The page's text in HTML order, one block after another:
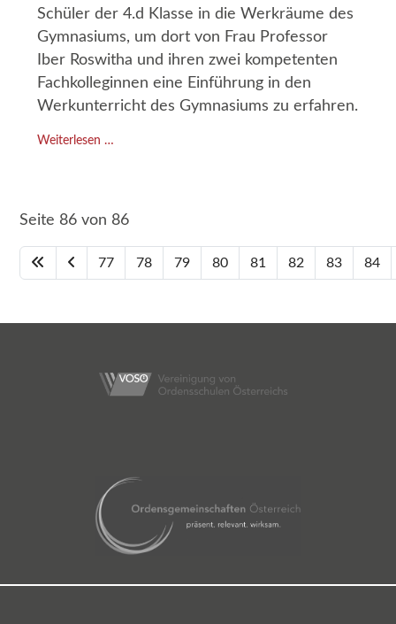
Schüler der 4.d Klasse in die Werkräume des
Gymnasiums, um dort von Frau Professor
Iber Roswitha und ihren zwei kompetenten
Fachkolleginnen eine Einführung in den
Werkunterricht des Gymnasiums zu erfahren.
Weiterlesen …
Seite 86 von 86
77 78 79 80 81 82 83 84